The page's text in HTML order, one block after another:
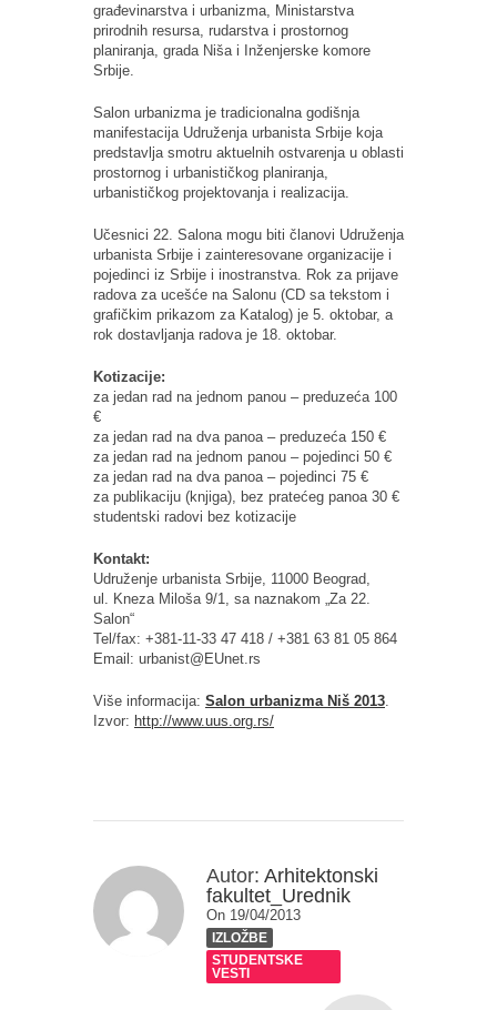
građevinarstva i urbanizma, Ministarstva
prirodnih resursa, rudarstva i prostornog
planiranja, grada Niša i Inženjerske komore
Srbije.
Salon urbanizma je tradicionalna godišnja
manifestacija Udruženja urbanista Srbije koja
predstavlja smotru aktuelnih ostvarenja u oblasti
prostornog i urbanističkog planiranja,
urbanističkog projektovanja i realizacija.
Učesnici 22. Salona mogu biti članovi Udruženja
urbanista Srbije i zainteresovane organizacije i
pojedinci iz Srbije i inostranstva. Rok za prijave
radova za ucešće na Salonu (CD sa tekstom i
grafičkim prikazom za Katalog) je 5. oktobar, a
rok dostavljanja radova je 18. oktobar.
Kotizacije:
za jedan rad na jednom panou – preduzeća 100
€
za jedan rad na dva panoa – preduzeća 150 €
za jedan rad na jednom panou – pojedinci 50 €
za jedan rad na dva panoa – pojedinci 75 €
za publikaciju (knjiga), bez pratećeg panoa 30 €
studentski radovi bez kotizacije
Kontakt:
Udruženje urbanista Srbije, 11000 Beograd,
ul. Kneza Miloša 9/1, sa naznakom „Za 22.
Salon“
Tel/fax: +381-11-33 47 418 / +381 63 81 05 864
Email: urbanist@EUnet.rs
Više informacija: Salon urbanizma Niš 2013
Izvor: http://www.uus.org.rs/
Autor: Arhitektonski
fakultet_Urednik
On 19/04/2013
IZLOŽBE
STUDENTSKE
VESTI